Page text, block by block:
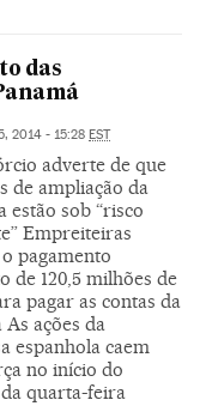
das
2014 - 15:28 EST
adverte de que
de ampliação da
estão sob “risco
Empreiteiras
pagamento
de 120,5 milhões de
pagar as contas da
As ações da
espanhola caem
no início do
quarta-feira